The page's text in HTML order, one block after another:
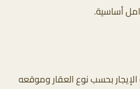
أساسية.
بحسب نوع العقار وموقعه